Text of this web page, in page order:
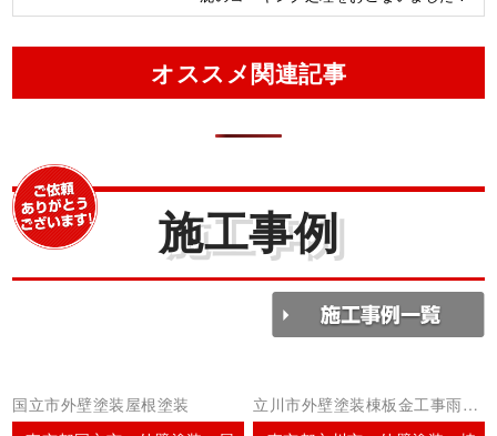
オススメ関連記事
施工事例
国立市外壁塗装屋根塗装
立川市外壁塗装棟板金工事雨ど
い工事